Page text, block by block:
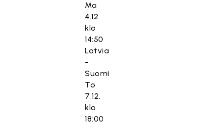
Ma
4.12.
klo
14:50
Latvia
-
Suomi
To
7.12.
klo
18:00